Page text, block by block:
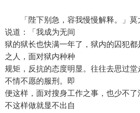
「陛下别急，容我慢慢解释。」莫
说道：「我成为无间
狱的狱长也快满一年了，狱内的囚犯
之人，面对狱内种种
规矩，反抗的态度明显。往往去思过
不情不愿的服刑。即
便这样，面对搜身工作之事，也少不
不这样做就显不出自